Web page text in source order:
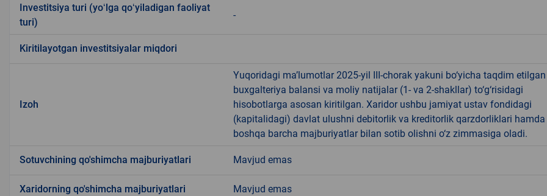
Investitsiya turi (yoʻlga qoʻyiladigan faoliyat
turi)
-
Kiritilayotgan investitsiyalar miqdori
Izoh
Yuqoridagi ma’lumotlar 2025-yil III-chorak yakuni bo‘yicha taqdim etilgan
buxgalteriya balansi va moliy natijalar (1- va 2-shakllar) to‘g‘risidagi
hisobotlarga asosan kiritilgan. Xaridor ushbu jamiyat ustav fondidagi
(kapitalidagi) davlat ulushni debitorlik va kreditorlik qarzdorliklari hamda
boshqa barcha majburiyatlar bilan sotib olishni o‘z zimmasiga oladi.
Sotuvchining qo'shimcha majburiyatlari Mavjud emas
Xaridorning qo'shimcha majburiyatlari Mavjud emas